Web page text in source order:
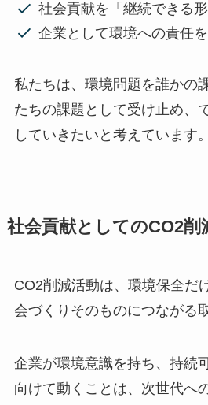
社会貢献を「継続できる
企業として環境への責任
私たちは、環境問題を誰かの
たちの課題として受け止め、
していきたいと考えています。
社会貢献としてのCO2削
CO2削減活動は、環境保全だ
会づくりそのものにつながる
企業が環境意識を持ち、持続
向けて動くことは、次世代へ